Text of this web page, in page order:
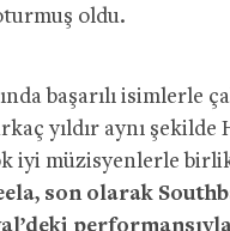
oldu.
başarılı isimlerle
yıldır aynı şekilde
iyi müzisyenlerle
son olarak